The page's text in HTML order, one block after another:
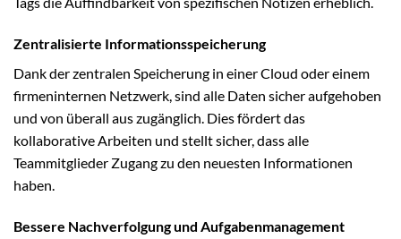
Zentralisierte Informationsspeicherung
Dank der zentralen Speicherung in einer Cloud oder einem
firmeninternen Netzwerk, sind alle Daten sicher aufgehoben
und von überall aus zugänglich. Dies fördert das
kollaborative Arbeiten und stellt sicher, dass alle
Teammitglieder Zugang zu den neuesten Informationen
haben.
Bessere Nachverfolgung und Aufgabenmanagement